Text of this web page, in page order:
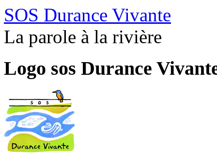
SOS Durance Vivante
La parole à la rivière
Logo sos Durance